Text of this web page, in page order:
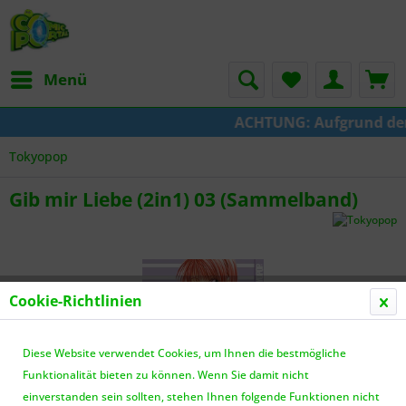
Menü
ACHTUNG: Aufgrund
Tokyopop
Gib mir Liebe (2in1) 03 (Sammelband)
Cookie-Richtlinien
Diese Website verwendet Cookies, um Ihnen die bestmögliche
Funktionalität bieten zu können. Wenn Sie damit nicht
einverstanden sein sollten, stehen Ihnen folgende Funktionen nicht